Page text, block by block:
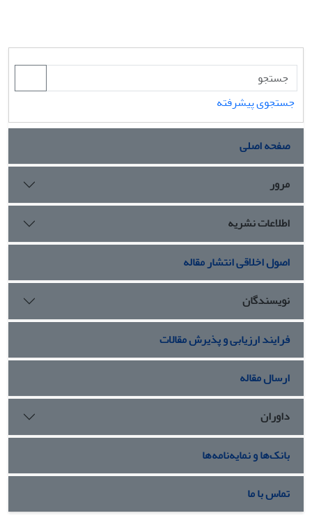
جستجوی پیشرفته
صفحه اصلی
مرور
اطلاعات نشریه
اصول اخلاقی انتشار مقاله
نویسندگان
فرایند ارزیابی و پذیرش مقالات
ارسال مقاله
داوران
بانک‌ها و نمایه‌نامه‌ها
تماس با ما